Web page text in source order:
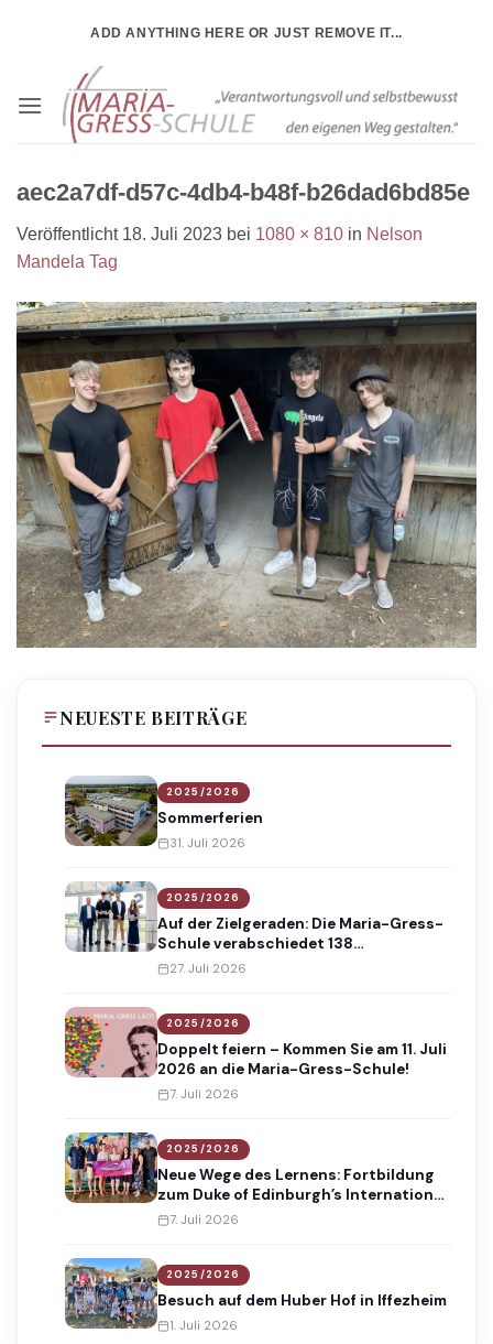
ADD ANYTHING HERE OR JUST REMOVE IT...
aec2a7df-d57c-4db4-b48f-b26dad6bd85e
Veröffentlicht 18. Juli 2023 bei 1080 × 810 in Nelson
Mandela Tag
NEUESTE BEITRÄGE
2025/2026
Sommerferien
31. Juli 2026
2025/2026
Auf der Zielgeraden: Die Maria-Gress-
Schule verabschiedet 138
Absolventinnen und Absolventen
27. Juli 2026
2025/2026
Doppelt feiern – Kommen Sie am 11. Juli
2026 an die Maria-Gress-Schule!
7. Juli 2026
2025/2026
Neue Wege des Lernens: Fortbildung
zum Duke of Edinburgh’s International
Award
7. Juli 2026
2025/2026
Besuch auf dem Huber Hof in Iffezheim
1. Juli 2026